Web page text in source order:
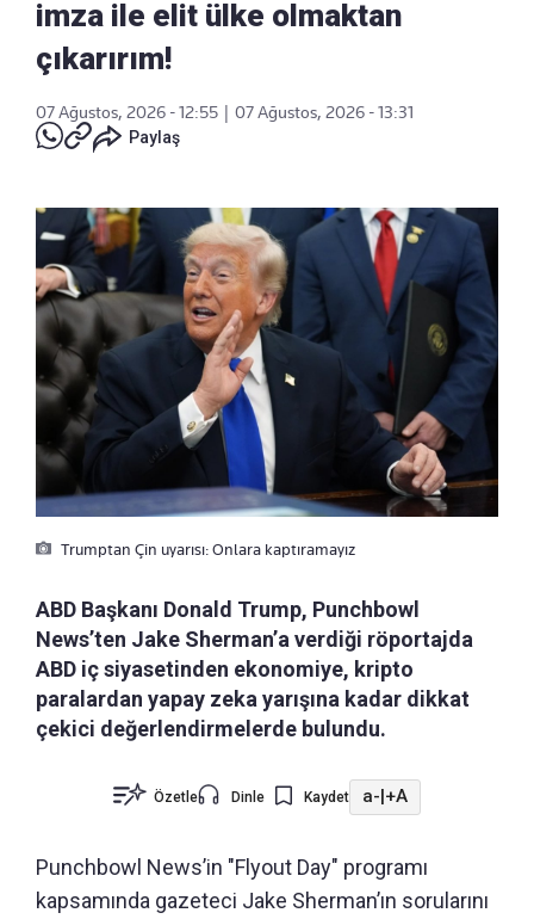
imza ile elit ülke olmaktan
çıkarırım!
07 Ağustos, 2026 - 12:55
07 Ağustos, 2026 - 13:31
Paylaş
Trumptan Çin uyarısı: Onlara kaptıramayız
ABD Başkanı Donald Trump, Punchbowl
News’ten Jake Sherman’a verdiği röportajda
ABD iç siyasetinden ekonomiye, kripto
paralardan yapay zeka yarışına kadar dikkat
çekici değerlendirmelerde bulundu.
Özetle Dinle Kaydet a- +A
Punchbowl News’in "Flyout Day" programı
kapsamında gazeteci Jake Sherman’ın sorularını